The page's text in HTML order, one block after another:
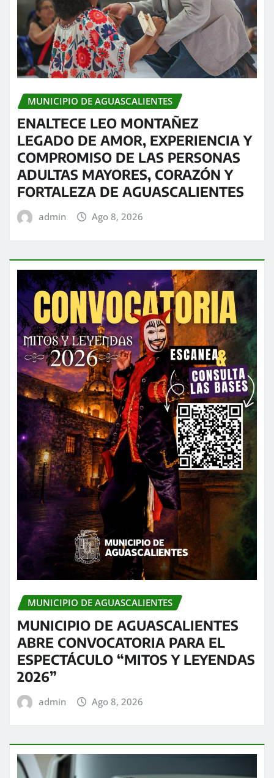
MUNICIPIO DE AGUASCALIENTES
ENALTECE LEO MONTAÑEZ
LEGADO DE AMOR, EXPERIENCIA Y
COMPROMISO DE LAS PERSONAS
ADULTAS MAYORES, CORAZÓN Y
FORTALEZA DE AGUASCALIENTES
admin Ago 8, 2026
MUNICIPIO DE AGUASCALIENTES
MUNICIPIO DE AGUASCALIENTES
ABRE CONVOCATORIA PARA EL
ESPECTÁCULO “MITOS Y LEYENDAS
2026”
admin Ago 8, 2026